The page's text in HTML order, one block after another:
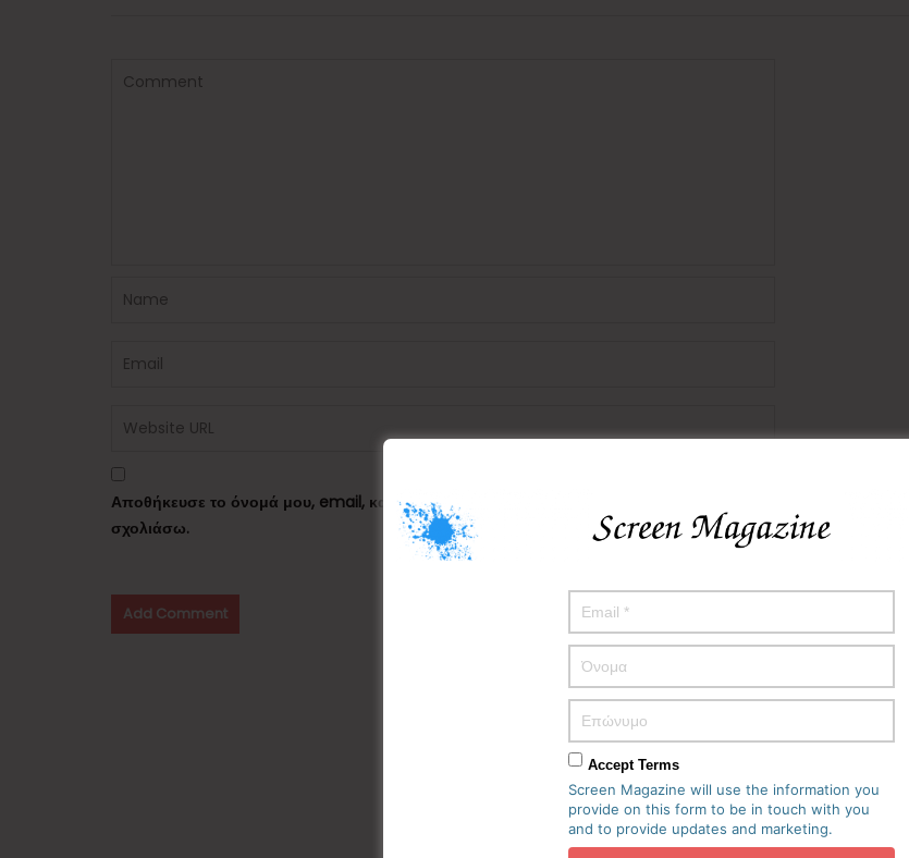
Αποθήκευσε το όνομά μου, email, και τον ιστότοπο μου σε αυτόν τον πλοηγό για την επόμενη φορά που θα
σχολιάσω.
Accept Terms
Screen Magazine will use the information you
provide on this form to be in touch with you
and to provide updates and marketing.